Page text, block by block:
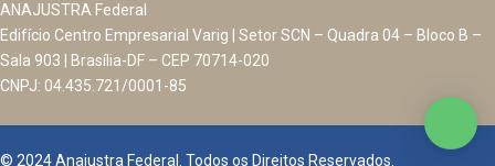
ANAJUSTRA Federal
Edifício Centro Empresarial Varig | Setor SCN – Quadra 04 – Bloco B –
Sala 903 | Brasília-DF – CEP 70714-020
CNPJ: 04.435.721/0001-85
© 2024 Anajustra Federal. Todos os Direitos Reservados.